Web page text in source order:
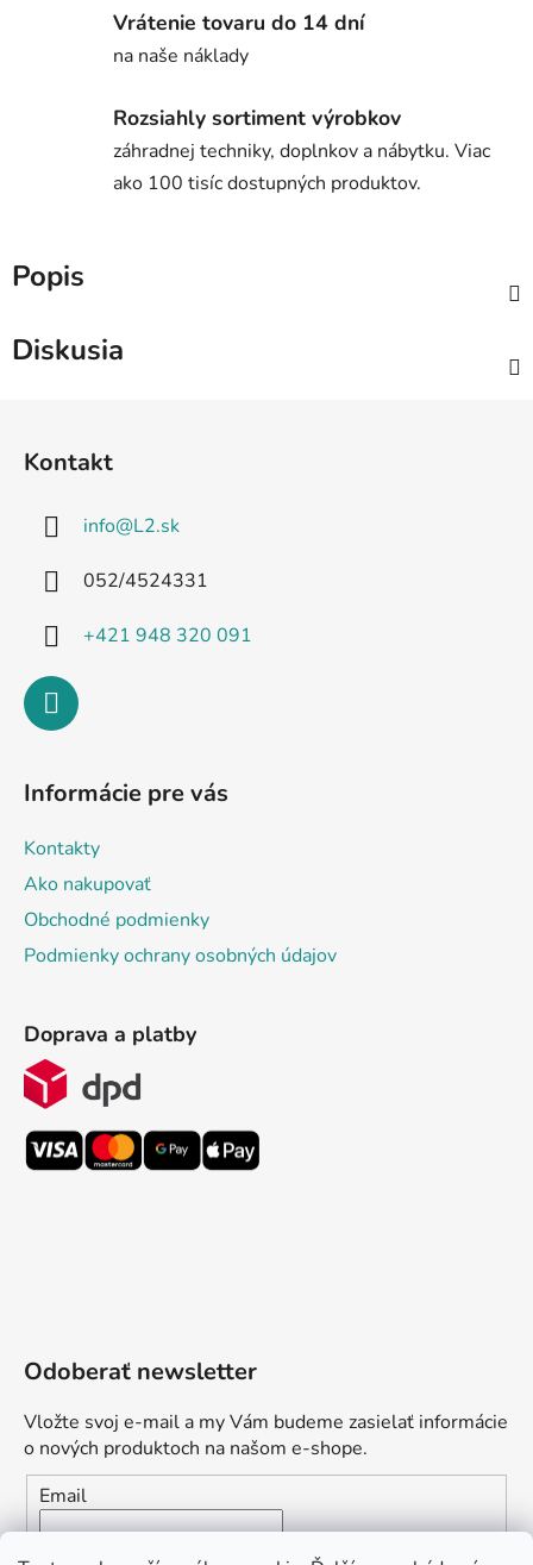
Vrátenie tovaru do 14 dní
na naše náklady
Rozsiahly sortiment výrobkov
záhradnej techniky, doplnkov a nábytku. Viac
ako 100 tisíc dostupných produktov.
Popis
Diskusia
Kontakt
info@L2.sk
052/4524331
+421 948 320 091
Informácie pre vás
Kontakty
Ako nakupovať
Obchodné podmienky
Podmienky ochrany osobných údajov
Doprava a platby
Odoberať newsletter
Vložte svoj e-mail a my Vám budeme zasielať informácie
o nových produktoch na našom e-shope.
Email
Vložením e-mailu súhlasíte s podmienkami ochrany